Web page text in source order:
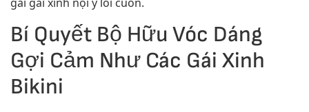
Bí Quyết Bộ Hữu Vóc Dáng
Gợi Cảm Như Các Gái Xinh
Bikini